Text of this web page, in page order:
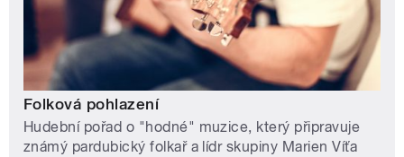
Folková pohlazení
Hudební pořad o "hodné" muzice, který připravuje
známý pardubický folkař a lídr skupiny Marien Víťa